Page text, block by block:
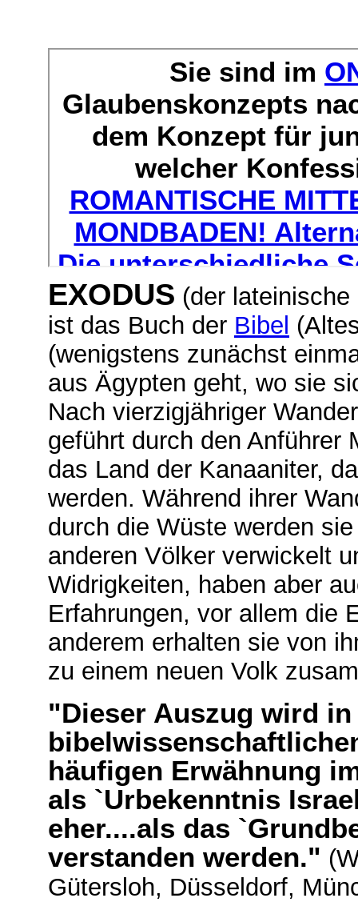
EXODUS (der
ist das Buch der Bibel
(wenigstens zunächst
aus Ägypten geht, wo sie
Nach vierzigjähriger
geführt durch den Anführer
das Land der Kanaaniter,
werden. Während ihrer
durch die Wüste werden
anderen Völker verwickelt
Widrigkeiten, haben aber
Erfahrungen, vor allem die
anderem erhalten sie von
zu einem neuen Volk
"Dieser Auszug wird
häufigen Erwähnung
als `Urbekenntnis
eher....als das
verstanden werden."
Gütersloh, Düsseldorf,